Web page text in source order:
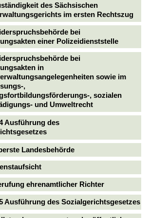
des Sächsischen
im ersten Rechtszug
bei
einer Polizeidienststelle
bei
in
sowie im
,
, sozialen
und Umweltrecht
Ausführung des
Landesbehörde
ehrenamtlicher Richter
Ausführung des Sozialgerichtsgesetzes